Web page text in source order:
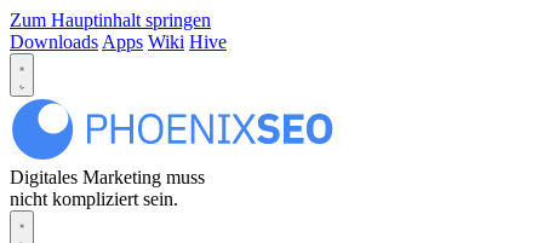
Zum Hauptinhalt springen
Downloads Apps Wiki Hive
Digitales Marketing muss
nicht kompliziert sein.